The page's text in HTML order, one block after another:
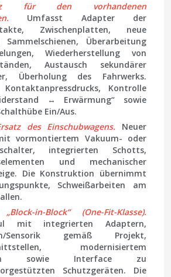
für den vorhandenen
Umfasst Adapter der
Zwischenplatten, neue
Überarbeitung
Wiederherstellung von
Austausch sekundärer
Überholung des Fahrwerks.
Kontrolle
↔ Erwärmung“ sowie
Ein/Aus.
des Einschubwagens. Neuer
vormontiertem Vakuum- oder
integrierten Schotts,
und mechanischer
Die Konstruktion übernimmt
Schweißarbeiten am
in-Block“ (One-Fit-Klasse).
mit integrierten Adaptern,
Sensorik gemäß Projekt,
modernisiertem
sowie Interface zu
Schutzgeräten. Die